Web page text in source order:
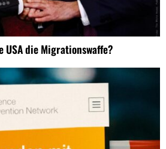
die Migrationswaffe?